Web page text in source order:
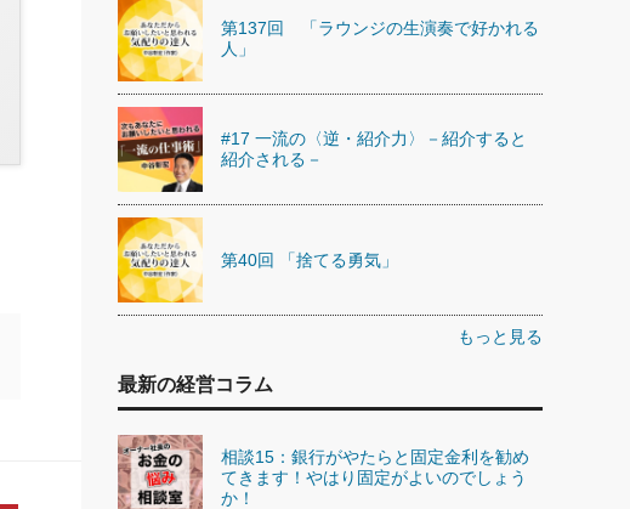
第137回 「ラウンジの生演奏で好かれる
人」
#17 一流の〈逆・紹介力〉－紹介すると
紹介される－
第40回 「捨てる勇気」
もっと見る
最新の経営コラム
相談15：銀行がやたらと固定金利を勧め
てきます！やはり固定がよいのでしょう
か！